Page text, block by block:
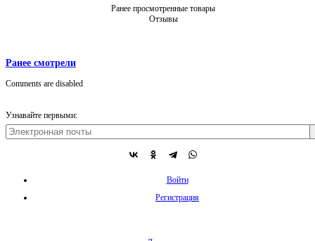
Ранее просмотренные товары
Отзывы
Ранее смотрели
Comments are disabled
Узнавайте первыми:
Войти
Регистрация